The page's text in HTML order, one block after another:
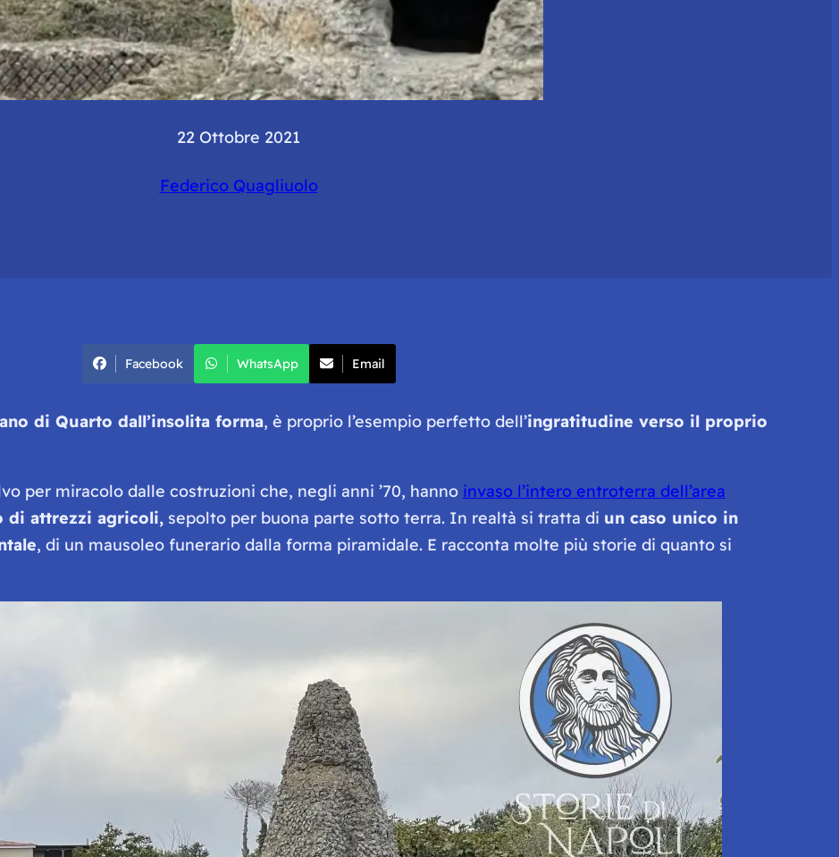
22 Ottobre 2021
Federico Quagliuolo
Facebook WhatsApp Email
di Quarto dall’insolita forma, è proprio l’esempio perfetto dell’ingratitudine verso il proprio
per miracolo dalle costruzioni che, negli anni ’70, hanno invaso l’intero entroterra dell’area
di attrezzi agricoli,sepolto per buona parte sotto terra. In realtà si tratta di un caso unico in
, di un mausoleo funerario dalla forma piramidale. E racconta molte più storie di quanto si